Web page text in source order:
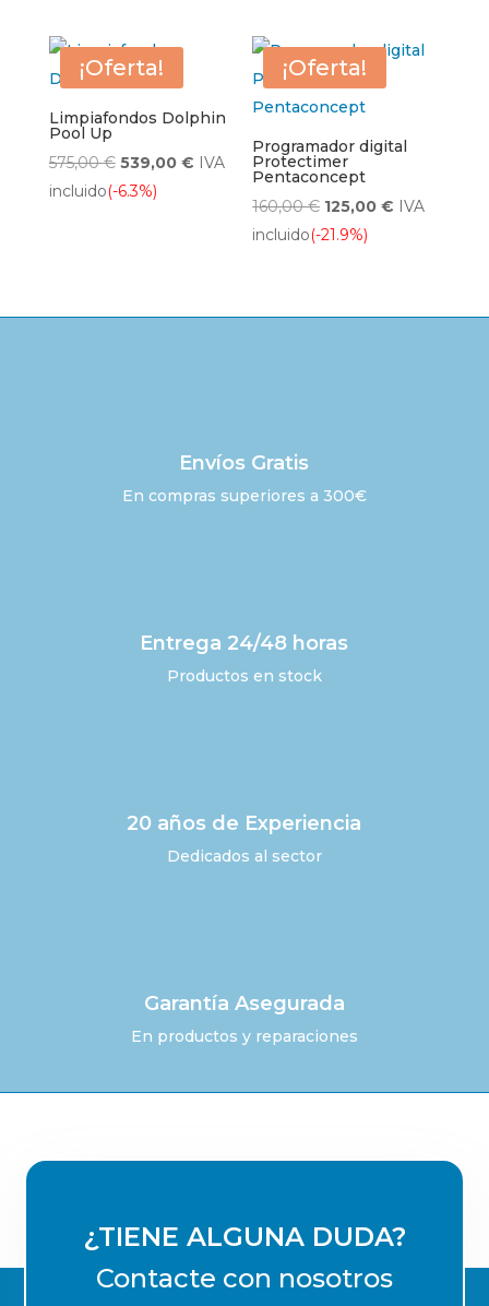
31,00 €.25,00 €.
326,00 €.230,00 €.
¡Oferta!
Limpiafondos Dolphin
Pool Up
575,00€ El
precio
539,00 €ElIVA
incluido(-6.3%)
¡Oferta!
Programador digital
Protectimer
Pentaconcept
160,00€ El
precio
160,00 €.
125,00€ El
125,00 €.
IVA
incluido(-21.9%)
Envíos Gratis
En compras superiores a 300€
Entrega 24/48 horas
Productos en stock
20 años de Experiencia
Dedicados al sector
Garantía Asegurada
En productos y reparaciones
¿TIENE ALGUNA DUDA?
Contacte con nosotros